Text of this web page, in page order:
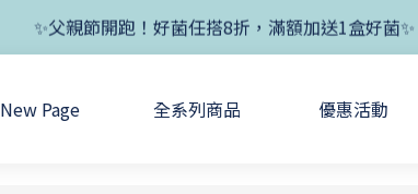
✨新朋友首單現折400+送1盒益生菌，滿額再享免運✨
✨新朋友首單現折400+送1盒益生菌，滿額再享免運✨
New Page 全系列商品 優惠活動